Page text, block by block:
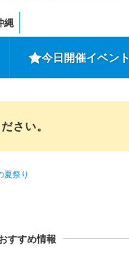
縄
今日開催イベント
さい。
夏祭り
すすめ情報